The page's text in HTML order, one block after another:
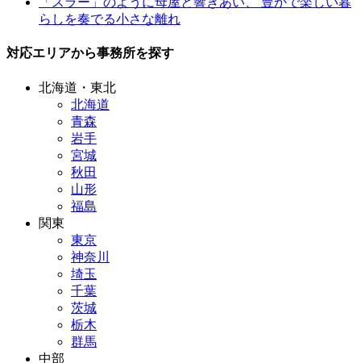
らしを奏でる小さな離れ
対応エリアから事務所を探す
北海道・東北
北海道
青森
岩手
宮城
秋田
山形
福島
関東
東京
神奈川
埼玉
千葉
茨城
栃木
群馬
中部